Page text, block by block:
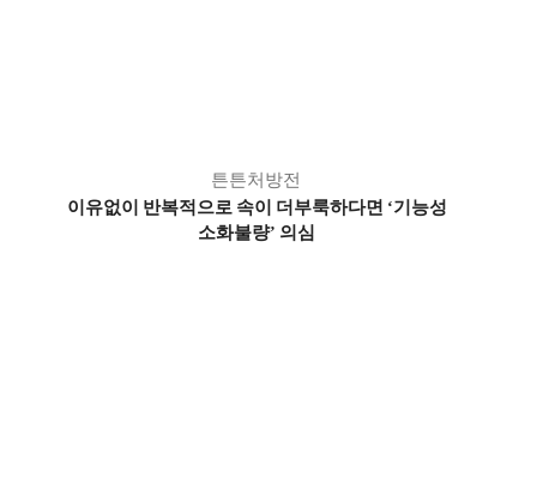
튼튼처방전
이유없이 반복적으로 속이 더부룩하다면 ‘기능성
소화불량’ 의심